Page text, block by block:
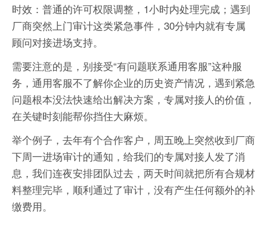
时效：普通的许可权限调整，1小时内处理完成；遇到
厂商突然上门审计这类紧急事件，30分钟内就有专属
顾问对接进场支持。
需要注意的是，别接受“有问题联系通用客服”这种服
务，通用客服不了解你企业的历史资产情况，遇到紧急
问题根本没法快速给出解决方案，专属对接人的价值，
在关键时刻能帮你挡住大麻烦。
举个例子，去年有个合作客户，周五晚上突然收到厂商
下周一进场审计的通知，给我们的专属对接人发了消
息，我们连夜安排团队过去，两天时间就把所有合规材
料整理完毕，顺利通过了审计，没有产生任何额外的补
缴费用。